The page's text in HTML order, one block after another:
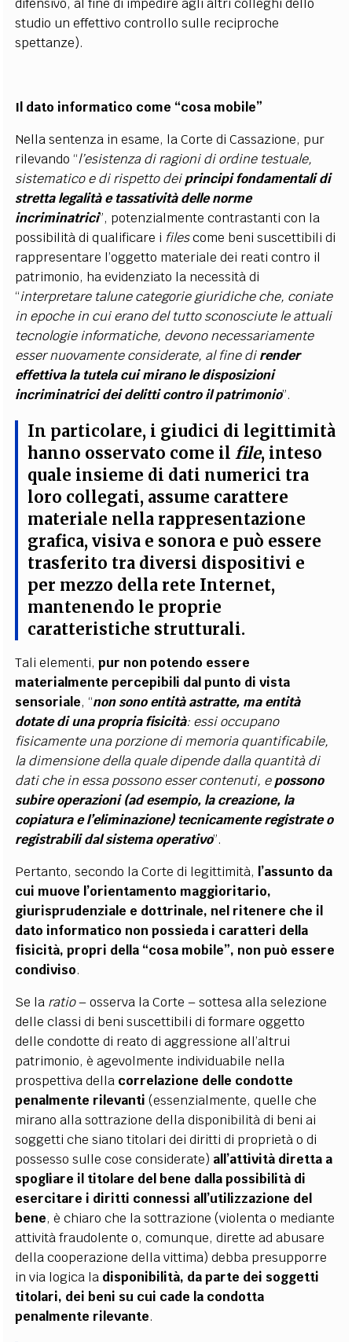
difensivo, al fine di impedire agli altri colleghi dello
studio un effettivo controllo sulle reciproche
spettanze).
Il dato informatico come “cosa mobile”
Nella sentenza in esame, la Corte di Cassazione, pur
rilevando “l’esistenza di ragioni di ordine testuale,
sistematico e di rispetto deiprincipi fondamentali di
stretta legalità e tassatività delle norme
incriminatrici”, potenzialmente contrastanti con la
possibilità di qualificare i filescome beni suscettibili di
rappresentare l’oggetto materiale dei reati contro il
patrimonio, ha evidenziato la necessità di
“interpretare talune categorie giuridiche che, coniate
in epoche in cui erano del tutto sconosciute le attuali
tecnologie informatiche, devono necessariamente
esser nuovamente considerate, al fine dirender
effettiva la tutela cui mirano le disposizioni
incriminatrici dei delitti contro il patrimonio”.
In particolare, i giudici di legittimità
hanno osservato come ilfile, inteso
quale insieme di dati numerici tra
loro collegati, assume carattere
materiale nella rappresentazione
grafica, visiva e sonora e può essere
trasferito tra diversi dispositivi e
per mezzo della rete Internet,
mantenendo le proprie
caratteristiche strutturali.
Tali elementi,pur non potendo essere
materialmente percepibili dal punto di vista
sensoriale, “non sono entità astratte, ma entità
dotate di una propria fisicità: essi occupano
fisicamente una porzione di memoria quantificabile,
la dimensione della quale dipende dalla quantità di
dati che in essa possono esser contenuti, epossono
subire operazioni (ad esempio, la creazione, la
copiatura e l’eliminazione) tecnicamente registrate o
registrabili dal sistema operativo”.
Pertanto, secondo la Corte di legittimità, l’assunto da
cui muove l’orientamento maggioritario,
giurisprudenziale e dottrinale, nel ritenere che il
dato informatico non possieda i caratteri della
fisicità, propri della “cosa mobile”, non può essere
condiviso.
Se la ratio– osserva la Corte – sottesa alla selezione
delle classi di beni suscettibili di formare oggetto
delle condotte di reato di aggressione all’altrui
patrimonio, è agevolmente individuabile nella
prospettiva della correlazione delle condotte
penalmente rilevanti (essenzialmente, quelle che
mirano alla sottrazione della disponibilità di beni ai
soggetti che siano titolari dei diritti di proprietà o di
possesso sulle cose considerate) all’attività diretta a
spogliare il titolare del bene dalla possibilità di
esercitare i diritti connessi all’utilizzazione del
bene, è chiaro che la sottrazione (violenta o mediante
attività fraudolente o, comunque, dirette ad abusare
della cooperazione della vittima) debba presupporre
in via logica la disponibilità, da parte dei soggetti
titolari, dei beni su cui cade la condotta
penalmente rilevante.